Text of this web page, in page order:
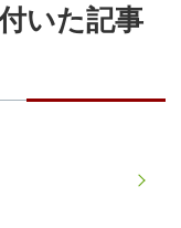
いた記事